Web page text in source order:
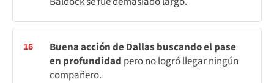
16
Buena acción de Dallas buscando el pase
en profundidad pero no logró llegar ningún
compañero.